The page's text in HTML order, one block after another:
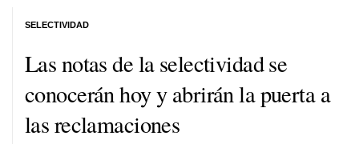
Las notas de la selectividad se
conocerán hoy y abrirán la puerta a
las reclamaciones
SELECTIVIDAD